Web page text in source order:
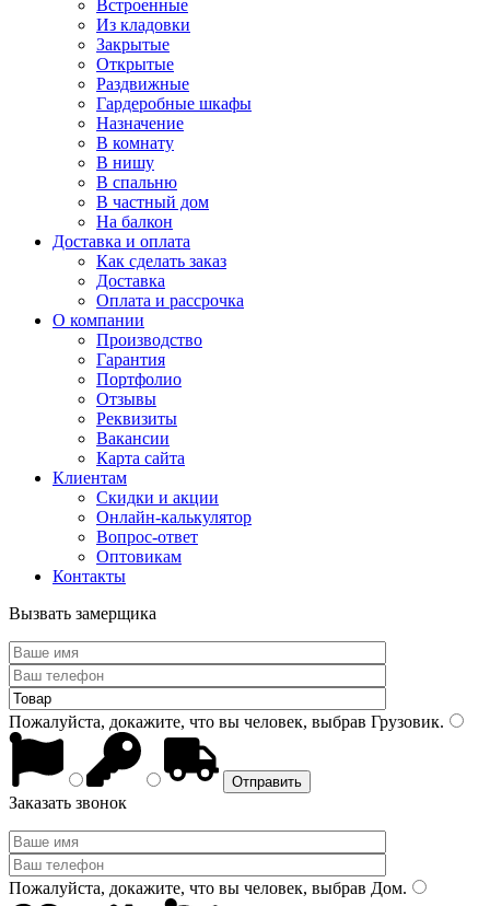
Встроенные
Из кладовки
Закрытые
Открытые
Раздвижные
Гардеробные шкафы
Назначение
В комнату
В нишу
В спальню
В частный дом
На балкон
Доставка и оплата
Как сделать заказ
Доставка
Оплата и рассрочка
О компании
Производство
Гарантия
Портфолио
Отзывы
Реквизиты
Вакансии
Карта сайта
Клиентам
Скидки и акции
Онлайн-калькулятор
Вопрос-ответ
Оптовикам
Контакты
Вызвать замерщика
Пожалуйста, докажите, что вы человек, выбрав Грузовик.
Заказать звонок
Пожалуйста, докажите, что вы человек, выбрав Дом.